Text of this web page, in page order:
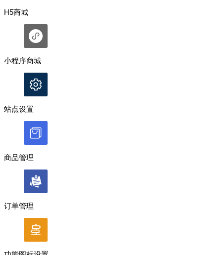
H5商城
小程序商城
站点设置
商品管理
订单管理